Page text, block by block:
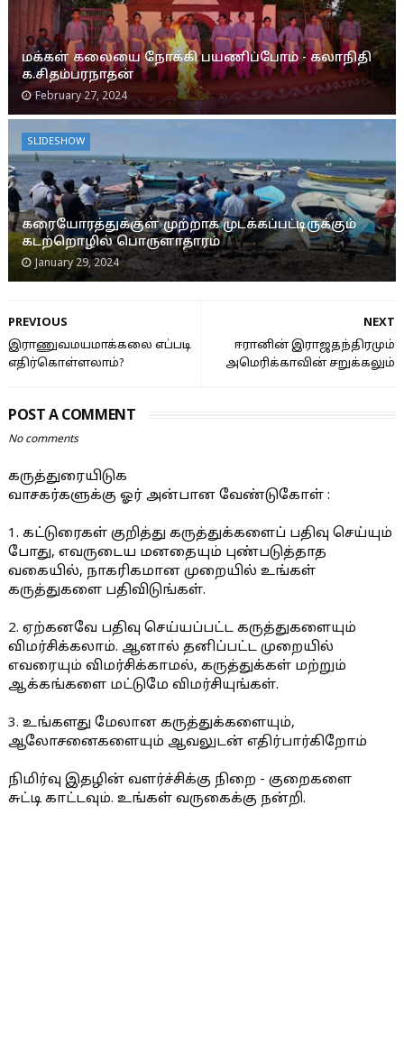
மக்கள் கலையை நோக்கி பயணிப்போம் - கலாநிதி
க.சிதம்பரநாதன்
February 27, 2024
SLIDESHOW
கரையோரத்துக்குள் முற்றாக முடக்கப்பட்டிருக்கும்
கடற்றொழில் பொருளாதாரம்
January 29, 2024
NEXT
ஈரானின் இராஜதந்திரமும்
அமெரிக்காவின் சறுக்கலும்
PREVIOUS
இராணுவமயமாக்கலை எப்படி
எதிர்கொள்ளலாம்?
POST A COMMENT
No comments
கருத்துரையிடுக
வாசகர்களுக்கு ஓர் அன்பான வேண்டுகோள் :
1. கட்டுரைகள் குறித்து கருத்துக்களைப் பதிவு செய்யும்
போது, எவருடைய மனதையும் புண்படுத்தாத
வகையில், நாகரிகமான முறையில் உங்கள்
கருத்துகளை பதிவிடுங்கள்.
2. ஏற்கனவே பதிவு செய்யப்பட்ட கருத்துகளையும்
விமர்சிக்கலாம். ஆனால் தனிப்பட்ட முறையில்
எவரையும் விமர்சிக்காமல், கருத்துக்கள் மற்றும்
ஆக்கங்களை மட்டுமே விமர்சியுங்கள்.
3. உங்களது மேலான கருத்துக்களையும்,
ஆலோசனைகளையும் ஆவலுடன் எதிர்பார்கிறோம்
நிமிர்வு இதழின் வளர்ச்சிக்கு நிறை - குறைகளை
சுட்டி காட்டவும். உங்கள் வருகைக்கு நன்றி.